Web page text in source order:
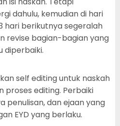
dahulu, kemudian di hari
hari berikutnya segeralah
revise bagian-bagian yang
diperbaiki.
self editing untuk naskah
proses editing. Perbaiki
penulisan, dan ejaan yang
EYD yang berlaku.